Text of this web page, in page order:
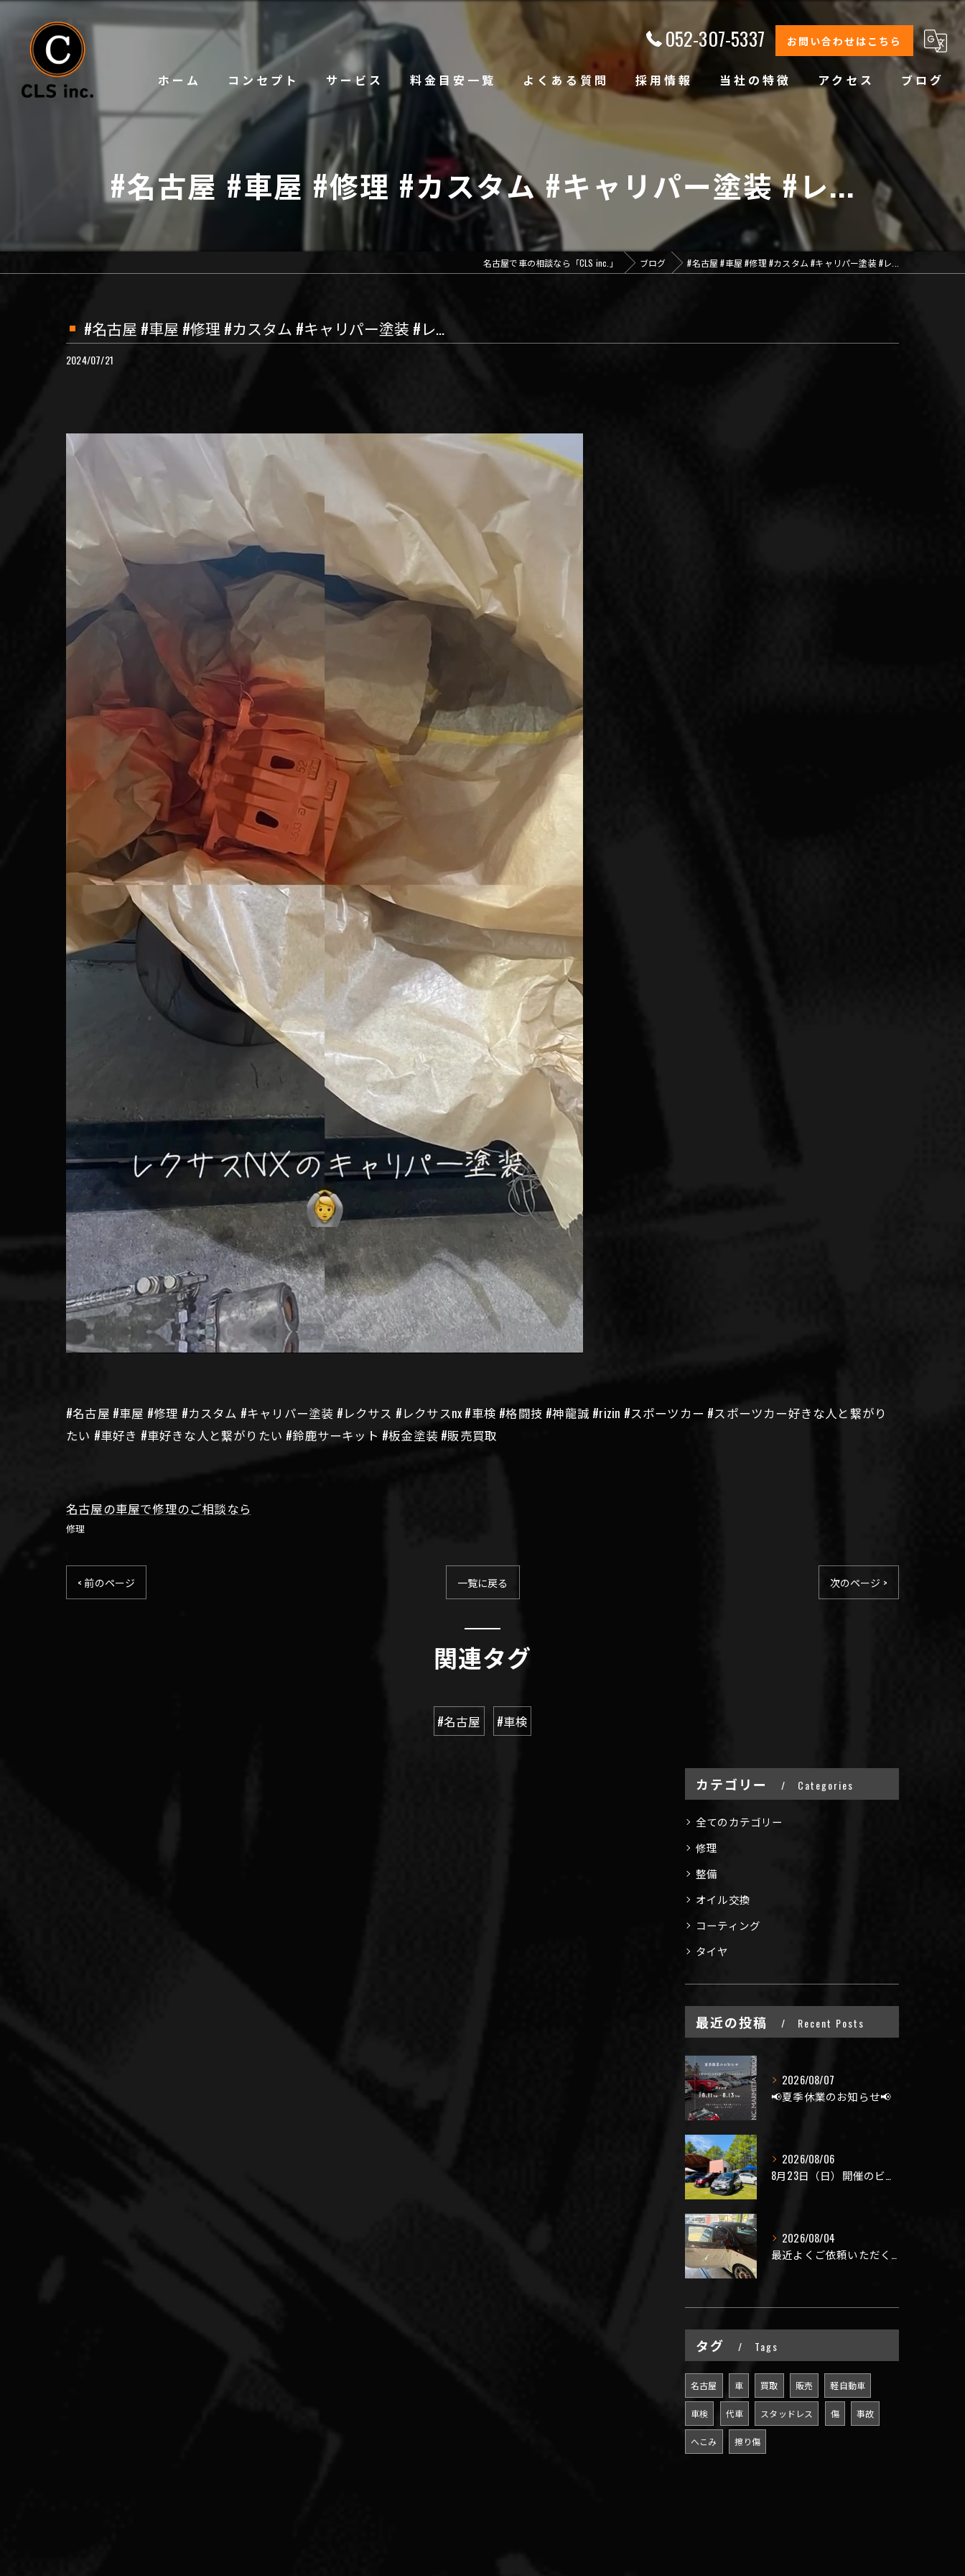
052-307-5337 お問い合わせはこちら
ホーム コンセプト サービス 料金目安一覧 よくある質問 採用情報 当社の特徴
整備
オイル交換
コーティング
オリジナルブランド
アクセス ブログ
#名古屋 #車屋 #修理 #カスタム #キャリパー塗装 #レ...
名古屋で車の相談なら「CLS inc.」 ブログ #名古屋 #車屋 #修理 #カスタム #キャリパー塗装 #レ...
#名古屋 #車屋 #修理 #カスタム #キャリパー塗装 #レ...
2024/07/21
#名古屋 #車屋 #修理 #カスタム #キャリパー塗装 #レクサス #レクサスnx #車検 #格闘技 #神龍誠 #rizin #スポーツカー #スポーツカー好きな人と繋がり
たい #車好き #車好きな人と繋がりたい #鈴鹿サーキット #板金塗装 #販売買取
名古屋の車屋で修理のご相談なら
修理
< 前のページ 一覧に戻る 次のページ >
関連タグ
#名古屋 #車検
カテゴリー Categories
全てのカテゴリー
修理
整備
オイル交換
コーティング
タイヤ
最近の投稿 Recent Posts
2026/08/07
📢夏季休業のお知らせ📢
2026/08/06
8月23日（日）開催のビーナスラインを走ろうの会 夏の陣
2026/08/04
最近よくご依頼いただく、弊社おすすめメニュー！
タグ Tags
名古屋 車 買取 販売 軽自動車
車検 代車 スタッドレス 傷 事故
へこみ 擦り傷